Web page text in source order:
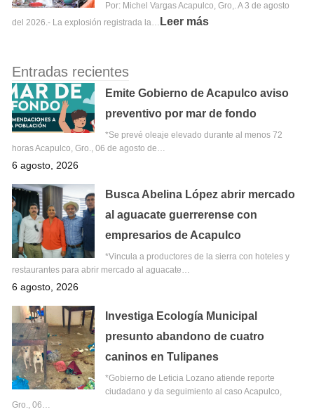
Por: Michel Vargas Acapulco, Gro,. A 3 de agosto
del 2026.- La explosión registrada la… Leer más
Entradas recientes
Emite Gobierno de Acapulco aviso
preventivo por mar de fondo
*Se prevé oleaje elevado durante al menos 72
horas Acapulco, Gro., 06 de agosto de…
6 agosto, 2026
Busca Abelina López abrir mercado
al aguacate guerrerense con
empresarios de Acapulco
*Vincula a productores de la sierra con hoteles y
restaurantes para abrir mercado al aguacate…
6 agosto, 2026
Investiga Ecología Municipal
presunto abandono de cuatro
caninos en Tulipanes
*Gobierno de Leticia Lozano atiende reporte
ciudadano y da seguimiento al caso Acapulco,
Gro., 06…